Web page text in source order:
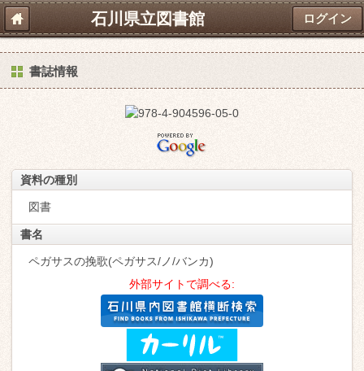
石川県立図書館 ログイン
書誌情報
資料の種別
図書
書名
ペガサスの挽歌(ペガサス/ノ/バンカ)
外部サイトで調べる: